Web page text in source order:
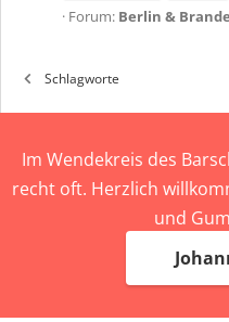
Forum: Berlin &
Schlagworte
Im Wendekreis des
recht oft. Herzlich
und